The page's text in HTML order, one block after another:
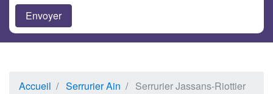
Accueil Serrurier Ain Serrurier Jassans-Riottier